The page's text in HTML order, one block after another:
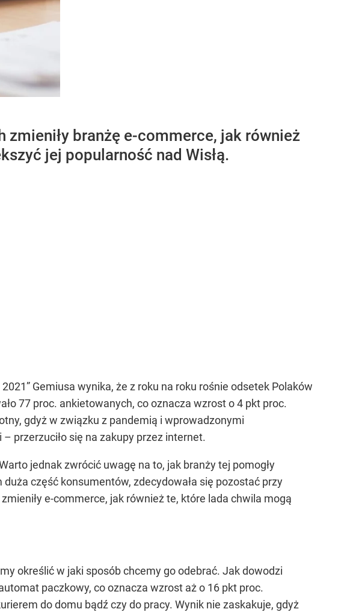
branżę e-commerce, jak również
jej popularność nad Wisłą.
Gemiusa wynika, że z roku na roku rośnie odsetek Polaków
77 proc. ankietowanych, co oznacza wzrost o 4 pkt proc.
gdyż w związku z pandemią i wprowadzonymi
przerzuciło się na zakupy przez internet.
jednak zwrócić uwagę na to, jak branży tej pomogły
część konsumentów, zdecydowała się pozostać przy
e-commerce, jak również te, które lada chwila mogą
określić w jaki sposób chcemy go odebrać. Jak dowodzi
paczkowy, co oznacza wzrost aż o 16 pkt proc.
do domu bądź czy do pracy. Wynik nie zaskakuje, gdyż